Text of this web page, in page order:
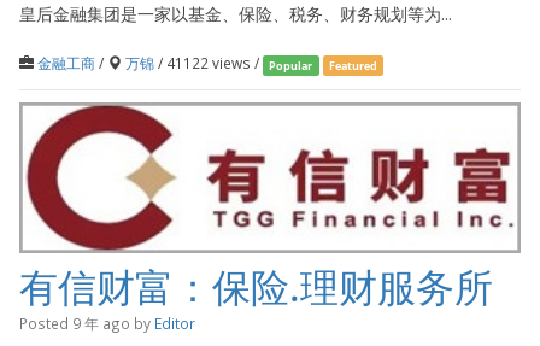
皇后金融集团是一家以基金、保险、税务、财务规划等为...
金融工商/ 万锦/ 41122 views / Popular Featured
有信财富：保险.理财服务所
Posted 9 年 ago by Editor